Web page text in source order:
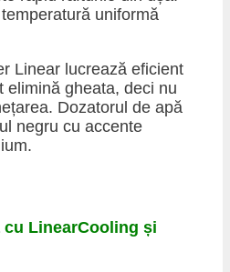
uniformă
Linear lucrează eficient
elimină gheata, deci nu
Dozatorul de apă
negru cu accente
LinearCooling și